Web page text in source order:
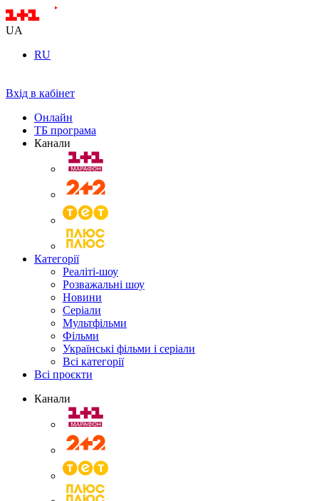
UA
RU
Вхід в кабінет
Онлайн
ТБ програма
Канали
Категорії
Реаліті-шоу
Розважальні шоу
Новини
Серіали
Мультфільми
Фільми
Українські фільми і серіали
Всі категорії
Всі проєкти
Канали